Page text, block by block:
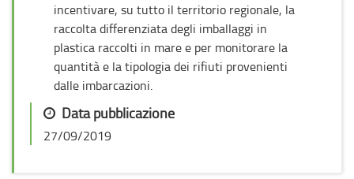
incentivare, su tutto il territorio regionale, la
raccolta differenziata degli imballaggi in
plastica raccolti in mare e per monitorare la
quantità e la tipologia dei rifiuti provenienti
dalle imbarcazioni.
Data pubblicazione
27/09/2019